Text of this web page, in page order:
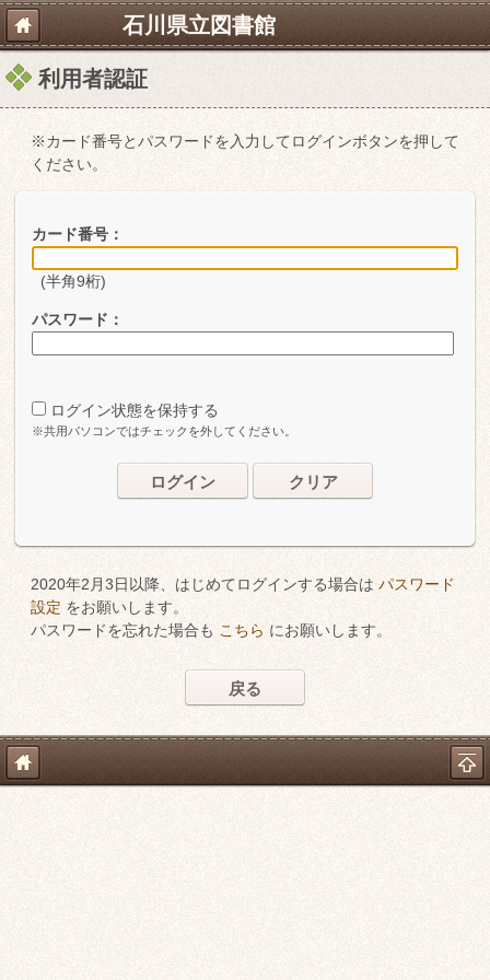
石川県立図書館
利用者認証
※カード番号とパスワードを入力してログインボタンを押して
ください。
カード番号：
(半角9桁)
パスワード：
ログイン状態を保持する
※共用パソコンではチェックを外してください。
ログイン クリア
2020年2月3日以降、はじめてログインする場合は パスワード
設定 をお願いします。
パスワードを忘れた場合も こちら にお願いします。
戻る